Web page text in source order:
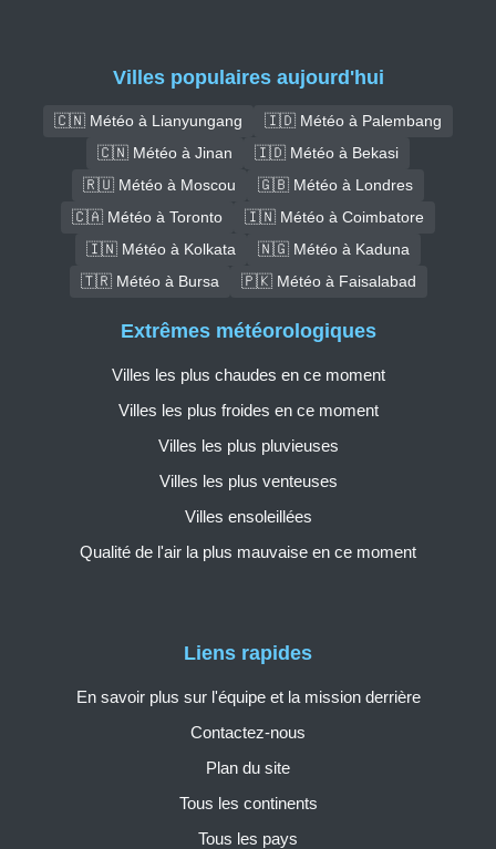
Villes populaires aujourd'hui
🇨🇳 Météo à Lianyungang
🇮🇩 Météo à Palembang
🇨🇳 Météo à Jinan
🇮🇩 Météo à Bekasi
🇷🇺 Météo à Moscou
🇬🇧 Météo à Londres
🇨🇦 Météo à Toronto
🇮🇳 Météo à Coimbatore
🇮🇳 Météo à Kolkata
🇳🇬 Météo à Kaduna
🇹🇷 Météo à Bursa
🇵🇰 Météo à Faisalabad
Liens rapides
En savoir plus sur l'équipe et la mission derrière
Contactez-nous
Plan du site
Tous les continents
Tous les pays
Extrêmes météorologiques
Villes les plus chaudes en ce moment
Villes les plus froides en ce moment
Villes les plus pluvieuses
Villes les plus venteuses
Villes ensoleillées
Qualité de l'air la plus mauvaise en ce moment